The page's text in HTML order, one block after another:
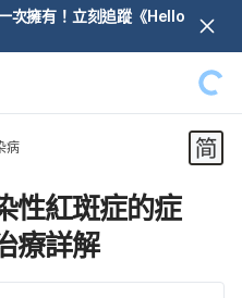
次擁有！立刻追蹤《Hello
病
性紅斑症的症
療詳解